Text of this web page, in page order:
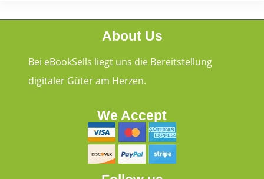
About Us
Bei eBookSells liegt uns die Bereitstellung
digitaler Güter am Herzen.
We Accept